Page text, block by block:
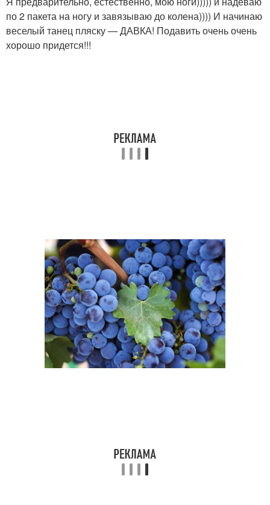
по 2 пакета на ногу и завязываю до колена)))) И начинаю
веселый танец пляску — ДАВКА! Подавить очень очень
хорошо придется!!!